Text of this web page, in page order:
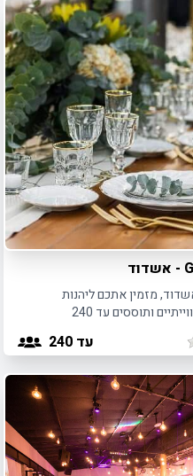
באשדוד, מזמין אתכם ליהנות
מהמקום הנכון לאירוח אירועים חווייתיים ותוססים עד 240
עד 240